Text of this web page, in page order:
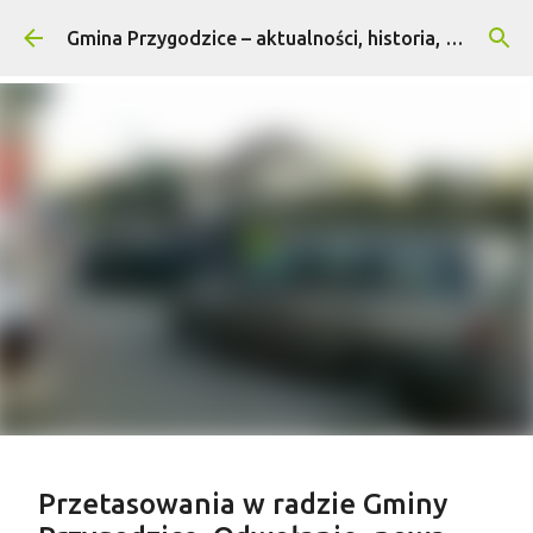
Przejdź do głównej zawartości Gmina Przygodzice – aktualności, historia, turystyka
Przetasowania w radzie Gminy